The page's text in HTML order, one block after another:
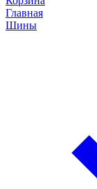
Главная
Шины